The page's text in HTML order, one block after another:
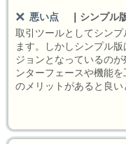
悪い点
シンプル
取引ツールとしてシン
ます。しかしシンプル
ジョンとなっているの
ンターフェースや機能
のメリットがあると良い